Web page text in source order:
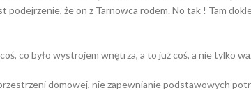
podejrzenie, że on z Tarnowca rodem. No tak ! Tam
co było wystrojem wnętrza, a to już coś, a nie tylko
domowej, nie zapewnianie podstawowych